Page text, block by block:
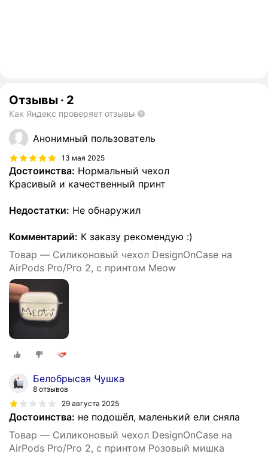
Отзывы · 2
Как Яндекс проверяет отзывы
Анонимный пользователь
13 мая 2025
Достоинства: Нормальный чехол
Красивый и качественный принт
Недостатки: Не обнаружил
Комментарий: К заказу рекомендую :)
Товар — Силиконовый чехол DesignOnCase на
AirPods Pro/Pro 2, с принтом Meow
Белобрысая Чушка
8 отзывов
29 августа 2025
Достоинства: не подошёл, маленький ели сняла
Товар — Силиконовый чехол DesignOnCase на
AirPods Pro/Pro 2, с принтом Розовый мишка